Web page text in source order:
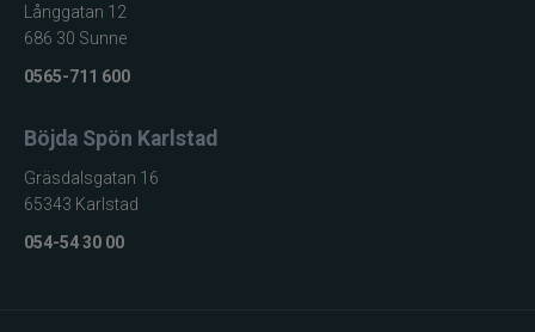
Långgatan 12
686 30 Sunne
0565-711 600
Böjda Spön Karlstad
Gräsdalsgatan 16
65343 Karlstad
054-54 30 00